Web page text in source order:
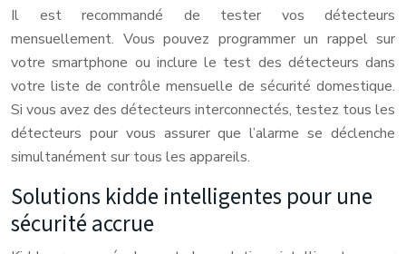
Il est recommandé de tester vos détecteurs
mensuellement. Vous pouvez programmer un rappel sur
votre smartphone ou inclure le test des détecteurs dans
votre liste de contrôle mensuelle de sécurité domestique.
Si vous avez des détecteurs interconnectés, testez tous les
détecteurs pour vous assurer que l’alarme se déclenche
simultanément sur tous les appareils.
Solutions kidde intelligentes pour une
sécurité accrue